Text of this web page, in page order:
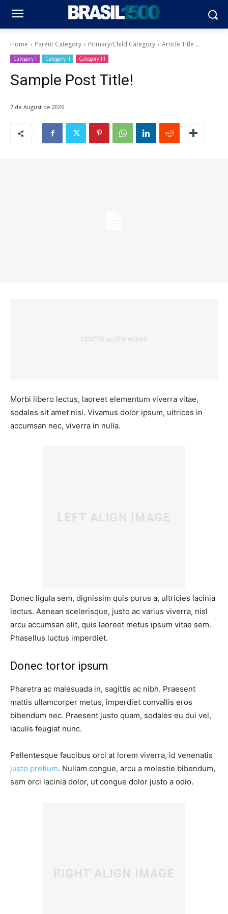
Home Parent Category Primary/Child Category Article Title ...
Category I Category II Category III
Sample Post Title!
7 de August de 2026
Morbi libero lectus, laoreet elementum viverra vitae,
sodales sit amet nisi. Vivamus dolor ipsum, ultrices in
accumsan nec, viverra in nulla.
Donec ligula sem, dignissim quis purus a, ultricies lacinia
lectus. Aenean scelerisque, justo ac varius viverra, nisl
arcu accumsan elit, quis laoreet metus ipsum vitae sem.
Phasellus luctus imperdiet.
Donec tortor ipsum
Pharetra ac malesuada in, sagittis ac nibh. Praesent
mattis ullamcorper metus, imperdiet convallis eros
bibendum nec. Praesent justo quam, sodales eu dui vel,
iaculis feugiat nunc.
Pellentesque faucibus orci at lorem viverra, id venenatis
justo pretium. Nullam congue, arcu a molestie bibendum,
sem orci lacinia dolor, ut congue dolor justo a odio.